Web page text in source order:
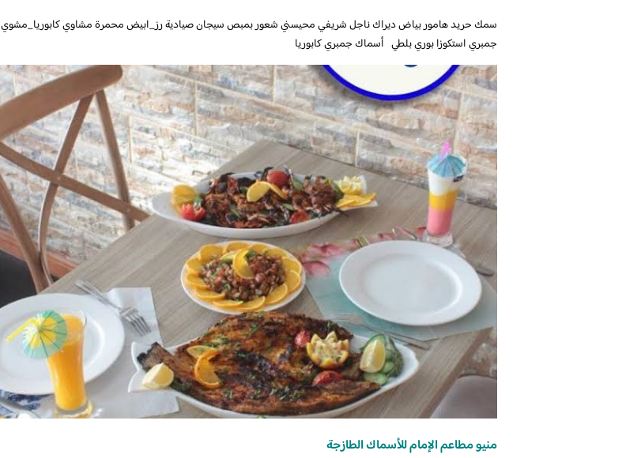
سمك حريد هامور بياض ديراك ناجل شريفي محيسني شعور بمبص سيجان صيادية رز_ابيض محمرة مشاوي كابوريا_مشوي
جمبري استكوزا بوري بلطي أسماك جمبري كابوريا
منيو مطاعم الإمام للأسماك الطازجة